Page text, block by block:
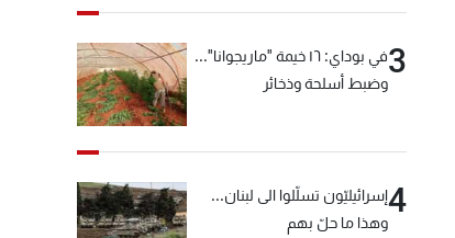
3
في بوداي: ١٦ خيمة "ماريجوانا"...
وضبط أسلحة وذخائر
4إسرائيليّون تسلّلوا الى لبنان...
وهذا ما حلّ بهم